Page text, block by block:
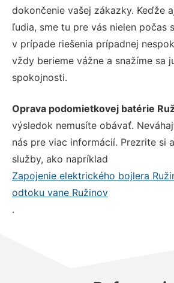
dokončenie vašej zákazky. Keďže
ľudia, sme tu pre vás nielen počas
v prípade riešenia prípadnej
vždy berieme vážne a snažíme sa
spokojnosti.
Oprava podomietkovej batérie
výsledok nemusíte obávať.
nás pre viac informácií. Prezrite si
služby, ako napríklad
Zapojenie elektrického bojlera
odtoku vane Ružinov
.